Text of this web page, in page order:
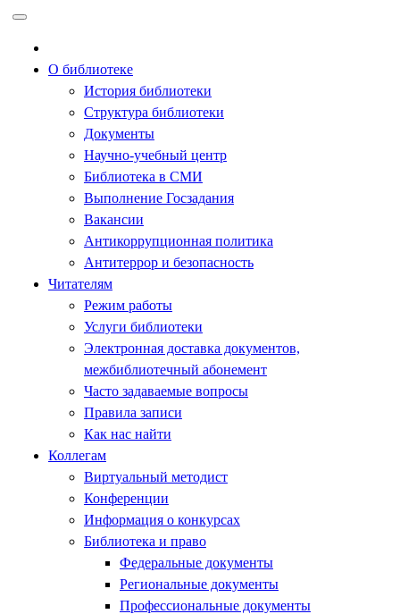
содержимому
О библиотеке
История библиотеки
Структура библиотеки
Документы
Научно-учебный центр
Библиотека в СМИ
Выполнение Госзадания
Вакансии
Антикоррупционная политика
Антитеррор и безопасность
Читателям
Режим работы
Услуги библиотеки
Электронная доставка документов,
межбиблиотечный абонемент
Часто задаваемые вопросы
Правила записи
Как нас найти
Коллегам
Виртуальный методист
Конференции
Информация о конкурсах
Библиотека и право
Федеральные документы
Региональные документы
Профессиональные документы